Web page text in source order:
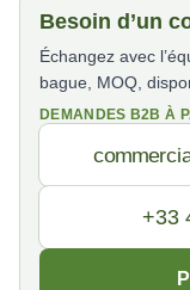
Besoin d’un
Échangez avec
bague, MOQ,
DEMANDES B2B À